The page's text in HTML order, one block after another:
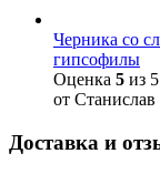
Черника со
гипсофилы
Оценка 5 из 5
от Станислав
Доставка и